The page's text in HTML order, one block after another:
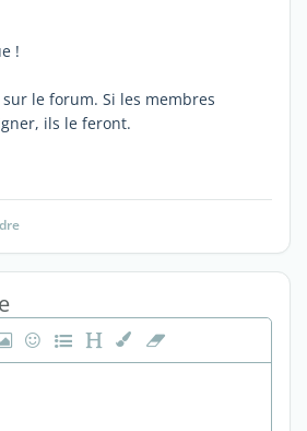
!
sur le forum. Si les membres
ils le feront.